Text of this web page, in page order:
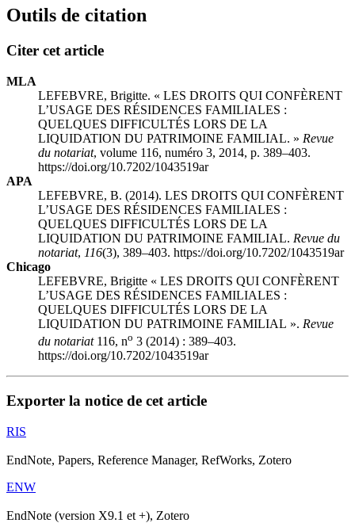
Outils de citation
Citer cet article
MLA
LEFEBVRE, Brigitte. « LES DROITS QUI CONFÈRENT
L’USAGE DES RÉSIDENCES FAMILIALES :
QUELQUES DIFFICULTÉS LORS DE LA
LIQUIDATION DU PATRIMOINE FAMILIAL. » Revue
du notariat, volume 116, numéro 3, 2014, p. 389–403.
https://doi.org/10.7202/1043519ar
APA
LEFEBVRE, B. (2014). LES DROITS QUI CONFÈRENT
L’USAGE DES RÉSIDENCES FAMILIALES :
QUELQUES DIFFICULTÉS LORS DE LA
LIQUIDATION DU PATRIMOINE FAMILIAL. Revue du
notariat, 116(3), 389–403. https://doi.org/10.7202/1043519ar
Chicago
LEFEBVRE, Brigitte « LES DROITS QUI CONFÈRENT
L’USAGE DES RÉSIDENCES FAMILIALES :
QUELQUES DIFFICULTÉS LORS DE LA
LIQUIDATION DU PATRIMOINE FAMILIAL ». Revue
du notariat116, no 3 (2014) : 389–403.
https://doi.org/10.7202/1043519ar
Exporter la notice de cet article
RIS
EndNote, Papers, Reference Manager, RefWorks, Zotero
ENW
EndNote (version X9.1 et +), Zotero